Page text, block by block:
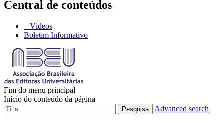
Central de conteúdos
Vídeos
Boletim Informativo
Fim do menu principal
Início do conteúdo da página
Pesquisa Advanced search